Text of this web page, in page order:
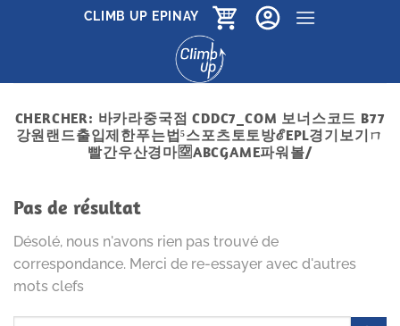
CLIMB UP EPINAY
CHERCHER: 바카라중국점 CDDC7_COM 보너스코드 B77
강원랜드출입제한푸는법⁵스포츠토토방ℰEPL경기보기ㄇ
빨간우산경마🈳ABCGAME파워볼/
Pas de résultat
Désolé, nous n'avons rien pas trouvé de
correspondance. Merci de re-essayer avec d'autres
mots clefs